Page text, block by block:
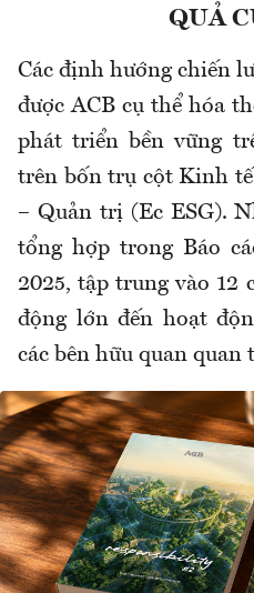
QUẢ
Các định hướng chiến
được ACB cụ thể hóa
phát triển bền vững
trên bốn trụ cột Kinh
– Quản trị (Ec ESG).
tổng hợp trong Báo
2025, tập trung vào 12
động lớn đến hoạt
các bên hữu quan quan